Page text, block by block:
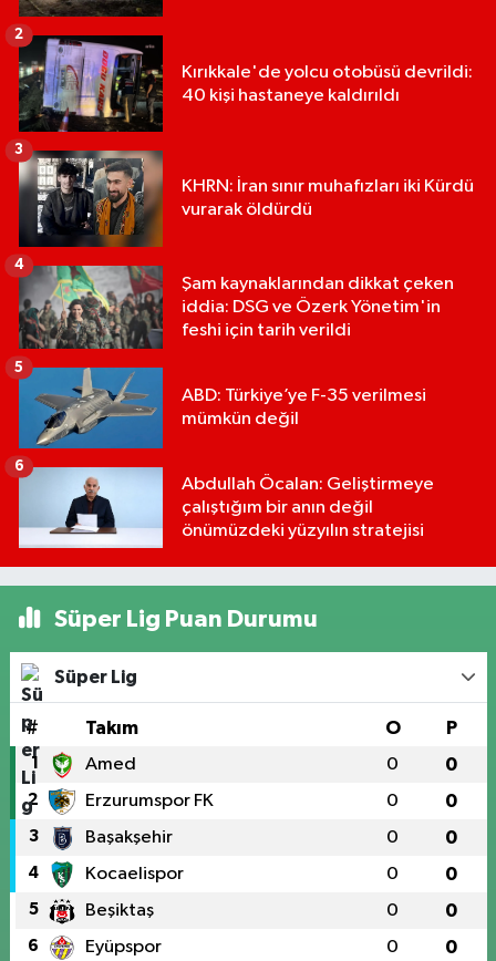
Kırıkkale'de yolcu otobüsü devrildi:
40 kişi hastaneye kaldırıldı
2
KHRN: İran sınır muhafızları iki Kürdü
vurarak öldürdü
3
Şam kaynaklarından dikkat çeken
iddia: DSG ve Özerk Yönetim'in
feshi için tarih verildi
4
ABD: Türkiye’ye F-35 verilmesi
mümkün değil
5
Abdullah Öcalan: Geliştirmeye
çalıştığım bir anın değil
önümüzdeki yüzyılın stratejisi
6
Süper Lig Puan Durumu
Süper Lig
# Takım O P
1 Amed 0 0
2 Erzurumspor FK 0 0
3 Başakşehir 0 0
4 Kocaelispor 0 0
5 Beşiktaş 0 0
6 Eyüpspor 0 0